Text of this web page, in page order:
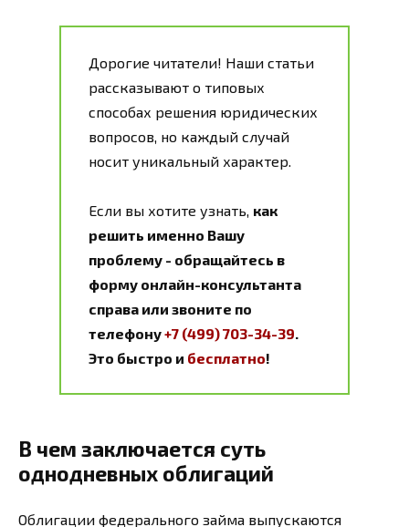
Дорогие читатели! Наши статьи
рассказывают о типовых
способах решения юридических
вопросов, но каждый случай
носит уникальный характер.
Если вы хотите узнать, как
решить именно Вашу
проблему - обращайтесь в
форму онлайн-консультанта
справа или звоните по
телефону+7 (499) 703-34-39.
Это быстро и бесплатно!
В чем заключается суть
однодневных облигаций
Облигации федерального займа выпускаются